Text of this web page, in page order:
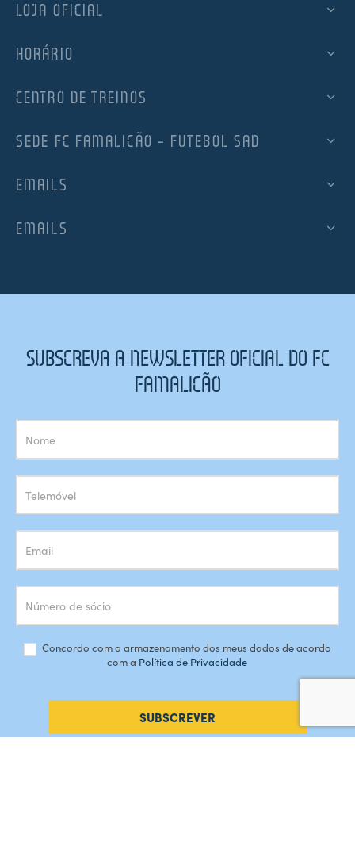
LOJA OFICIAL
HORÁRIO
CENTRO DE TREINOS
SEDE FC FAMALICÃO – FUTEBOL SAD
EMAILS
EMAILS
SUBSCREVA A NEWSLETTER OFICIAL DO FC
FAMALICÃO
Subscrição
Newsletter
Concordo com o armazenamento dos meus dados de acordo
com a Política de Privacidade
SUBSCREVER